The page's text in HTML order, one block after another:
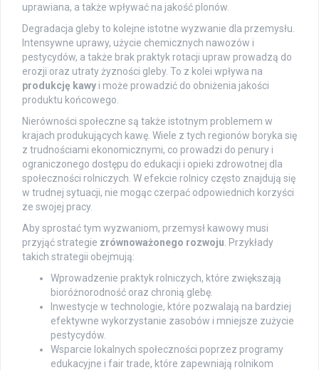
uprawiana, a także wpływać na jakość plonów.
Degradacja gleby to kolejne istotne wyzwanie dla przemysłu.
Intensywne uprawy, użycie chemicznych nawozów i
pestycydów, a także brak praktyk rotacji upraw prowadzą do
erozji oraz utraty żyzności gleby. To z kolei wpływa na
produkcję kawy i może prowadzić do obniżenia jakości
produktu końcowego.
Nierówności społeczne są także istotnym problemem w
krajach produkujących kawę. Wiele z tych regionów boryka się
z trudnościami ekonomicznymi, co prowadzi do penury i
ograniczonego dostępu do edukacji i opieki zdrowotnej dla
społeczności rolniczych. W efekcie rolnicy często znajdują się
w trudnej sytuacji, nie mogąc czerpać odpowiednich korzyści
ze swojej pracy.
Aby sprostać tym wyzwaniom, przemysł kawowy musi
przyjąć strategie zrównoważonego rozwoju . Przykłady
takich strategii obejmują:
Wprowadzenie praktyk rolniczych, które zwiększają
bioróżnorodność oraz chronią glebę.
Inwestycje w technologie, które pozwalają na bardziej
efektywne wykorzystanie zasobów i mniejsze zużycie
pestycydów.
Wsparcie lokalnych społeczności poprzez programy
edukacyjne i fair trade, które zapewniają rolnikom